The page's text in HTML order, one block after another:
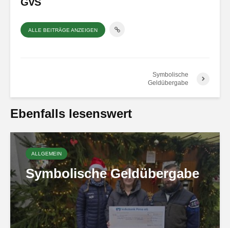
ALLE BEITRÄGE ANZEIGEN
Symbolische
Geldübergabe
Ebenfalls lesenswert
ALLGEMEIN
Symbolische Geldübergabe